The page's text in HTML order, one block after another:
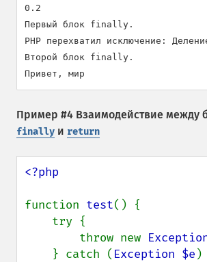
0.2
Первый блок finally.
PHP перехватил исключение:
Второй блок finally.
Пример #4 Взаимодействие между
finally и return
<?php
function test() {
        throw new
    } catch (
Exception $e )